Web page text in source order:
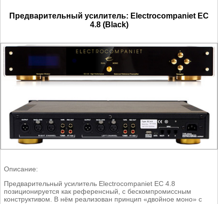
Предварительный усилитель: Electrocompaniet EC
4.8 (Black)
Описание:
Предварительный усилитель Electrocompaniet EC 4.8
позиционируется как референсный, с бескомпромиссным
конструктивом. В нём реализован принцип «двойное моно» с